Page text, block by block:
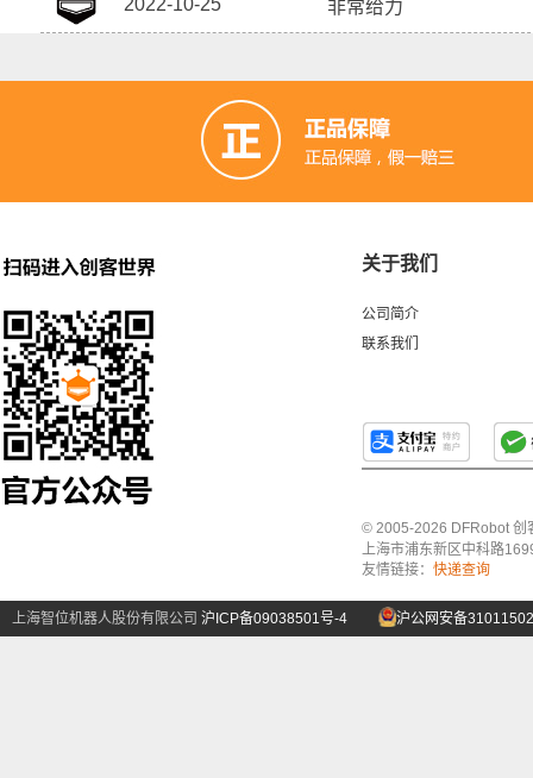
2022-10-25 非常给力
关于我们
公司简介
联系我们
© 2005-2026 DFRobot 创
上海市浦东新区中科路
友情链接： 快递查询
上海智位机器人股份有限公司 沪ICP备09038501号-4 沪公网安备